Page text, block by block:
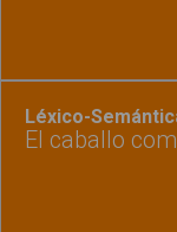
Léxico-
El caballo